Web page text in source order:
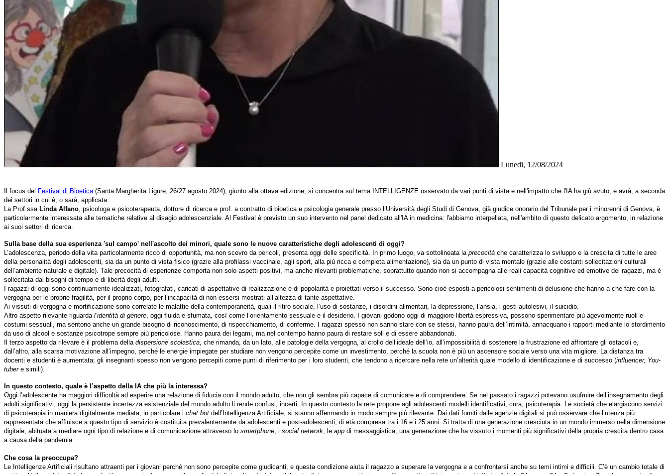
Lunedi, 12/08/2024
Il focus del Festival di Bioetica (Santa Margherita Ligure, 26/27 agosto 2024), giunto alla ottava edizione, si concentra sul tema INTELLIGENZE osservato da vari punti di vista e nell'impatto che l'IA ha giù avuto, e avrà, a seconda
dei settori in cui è, o sarà, applicata.
La Prof.ssa Linda Alfano, psicologa e psicoterapeuta, dottore di ricerca e prof. a contratto di bioetica e psicologia generale presso l’Università degli Studi di Genova, già giudice onorario del Tribunale per i minorenni di Genova, è
particolarmente interessata alle tematiche relative al disagio adolescenziale. Al Festival è previsto un suo intervento nel panel dedicato all'IA in medicina: l'abbiamo interpellata, nell'ambito di questo delicato argomento, in relazione
ai suoi settori di ricerca.
Sulla base della sua esperienza 'sul campo' nell'ascolto dei minori, quale sono le nuove caratteristiche degli adolescenti di oggi?
L’adolescenza, periodo della vita particolarmente ricco di opportunità, ma non scevro da pericoli, presenta oggi delle specificità. In primo luogo, va sottolineata la precocità che caratterizza lo sviluppo e la crescita di tutte le aree
della personalità degli adolescenti, sia da un punto di vista fisico (grazie alla profilassi vaccinale, agli sport, alla più ricca e completa alimentazione), sia da un punto di vista mentale (grazie alle costanti sollecitazioni culturali
dell’ambiente naturale e digitale). Tale precocità di esperienze comporta non solo aspetti positivi, ma anche rilevanti problematiche, soprattutto quando non si accompagna alle reali capacità cognitive ed emotive dei ragazzi, ma è
sollecitata dai bisogni di tempo e di libertà degli adulti.
I ragazzi di oggi sono continuamente idealizzati, fotografati, caricati di aspettative di realizzazione e di popolarità e proiettati verso il successo. Sono cioè esposti a pericolosi sentimenti di delusione che hanno a che fare con la
vergogna per le proprie fragilità, per il proprio corpo, per l’incapacità di non essersi mostrati all’altezza di tante aspettative.
Ai vissuti di vergogna e mortificazione sono correlate le malattie della contemporaneità, quali il ritiro sociale, l’uso di sostanze, i disordini alimentari, la depressione, l’ansia, i gesti autolesivi, il suicidio.
Altro aspetto rilevante riguarda l’identità di genere, oggi fluida e sfumata, così come l’orientamento sessuale e il desiderio. I giovani godono oggi di maggiore libertà espressiva, possono sperimentare più agevolmente ruoli e
costumi sessuali, ma sentono anche un grande bisogno di riconoscimento, di rispecchiamento, di conferme. I ragazzi spesso non sanno stare con se stessi, hanno paura dell’intimità, annacquano i rapporti mediante lo stordimento
da uso di alcool e sostanze psicotrope sempre più pericolose. Hanno paura dei legami, ma nel contempo hanno paura di restare soli e di essere abbandonati.
Il terzo aspetto da rilevare è il problema della dispersione scolastica, che rimanda, da un lato, alle patologie della vergogna, al crollo dell’ideale dell’io, all’impossibilità di sostenere la frustrazione ed affrontare gli ostacoli e,
dall’altro, alla scarsa motivazione all’impegno, perché le energie impiegate per studiare non vengono percepite come un investimento, perché la scuola non è più un ascensore sociale verso una vita migliore. La distanza tra
docenti e studenti è aumentata; gli insegnanti spesso non vengono percepiti come punti di riferimento per i loro studenti, che tendono a ricercare nella rete un’alterità quale modello di identificazione e di successo (influencer, You-
tubere simili).
In questo contesto, quale è l’aspetto della IA che più la interessa?
Oggi l’adolescente ha maggiori difficoltà ad esperire una relazione di fiducia con il mondo adulto, che non gli sembra più capace di comunicare e di comprendere. Se nel passato i ragazzi potevano usufruire dell’insegnamento degli
adulti significativi, oggi la persistente incertezza esistenziale del mondo adulto li rende confusi, incerti. In questo contesto la rete propone agli adolescenti modelli identificativi, cura, psicoterapia. Le società che elargiscono servizi
di psicoterapia in maniera digitalmente mediata, in particolare i chat bot dell’Intelligenza Artificiale, si stanno affermando in modo sempre più rilevante. Dai dati forniti dalle agenzie digitali si può osservare che l’utenza più
rappresentata che affluisce a questo tipo di servizio è costituita prevalentemente da adolescenti e post-adolescenti, di età compresa tra i 16 e i 25 anni. Si tratta di una generazione cresciuta in un mondo immerso nella dimensione
digitale, abituata a mediare ogni tipo di relazione e di comunicazione attraverso lo smartphone, i social network, le app di messaggistica, una generazione che ha vissuto i momenti più significativi della propria crescita dentro casa
a causa della pandemia.
Che cosa la preoccupa?
Le Intelligenze Artificiali risultano attraenti per i giovani perché non sono percepite come giudicanti, e questa condizione aiuta il ragazzo a superare la vergogna e a confrontarsi anche su temi intimi e difficili. C’è un cambio totale di